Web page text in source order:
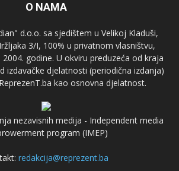
O NAMA
d.o.o. sa sjedištem u Velikoj Kladuši,
3/I, 100% u privatnom vlasništvu,
godine. U okviru preduzeća od kraja
izdavačke djelatnosti (periodična izdanja)
kao osnovna djelatnost.
nezavisnih medija - Independent media
program (IMEP)
redakcija@reprezent.ba